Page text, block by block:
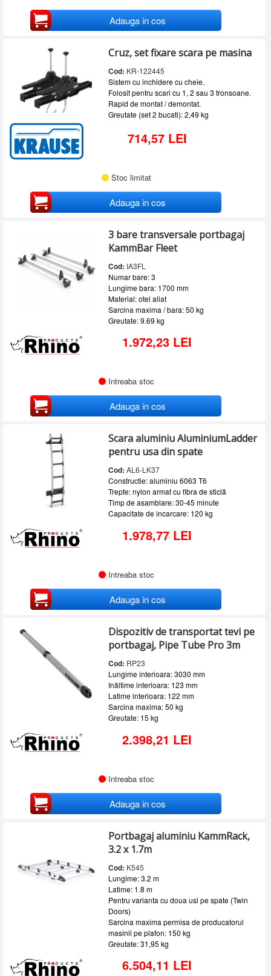
Adauga in cos
Cruz, set fixare scara pe masina
Cod: KR-122445
Sistem cu inchidere cu cheie.
Folosit pentru scari cu 1, 2 sau 3 tronsoane.
Rapid de montat / demontat.
Greutate (set 2 bucati): 2,49 kg
714,57 LEI
Stoc limitat
Adauga in cos
3 bare transversale portbagaj
KammBar Fleet
Cod: IA3FL
Numar bare: 3
Lungime bara: 1700 mm
Material: otel aliat
Sarcina maxima / bara: 50 kg
Greutate: 9.69 kg
1.972,23 LEI
Intreaba stoc
Adauga in cos
Scara aluminiu AluminiumLadder
pentru usa din spate
Cod: AL6-LK37
Constructie: aluminiu 6063 T6
Trepte: nylon armat cu fibra de sticlă
Timp de asamblare: 30-45 minute
Capacitate de incarcare: 120 kg
1.978,77 LEI
Intreaba stoc
Adauga in cos
Dispozitiv de transportat tevi pe
portbagaj, Pipe Tube Pro 3m
Cod: RP23
Lungime interioara: 3030 mm
Inăltime interioara: 123 mm
Latime interioara: 122 mm
Sarcina maxima: 50 kg
Greutate: 15 kg
2.398,21 LEI
Intreaba stoc
Adauga in cos
Portbagaj aluminiu KammRack,
3.2 x 1.7m
Cod: K545
Lungime: 3.2 m
Latime: 1.8 m
Pentru varianta cu doua usi pe spate (Twin
Doors)
Sarcina maxima permisa de producatorul
masinii pe plafon: 150 kg
Greutate: 31,95 kg
6.504,11 LEI